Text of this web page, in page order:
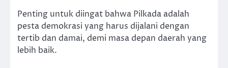
Penting untuk diingat bahwa Pilkada adalah
pesta demokrasi yang harus dijalani dengan
tertib dan damai, demi masa depan daerah yang
lebih baik.